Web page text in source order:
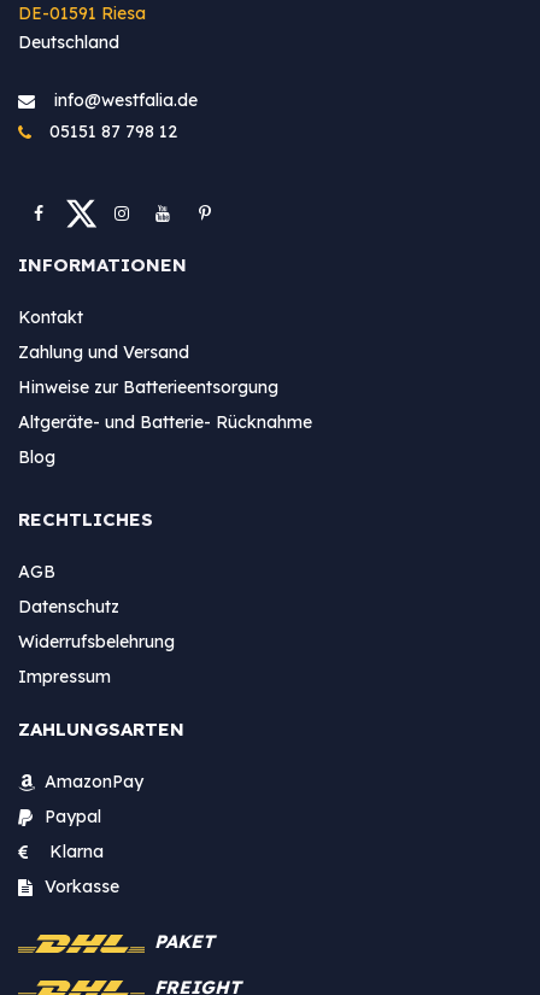
DE-01591 Riesa
Deutschland
info@westfa​lia.de
05151 87 798 12
INFORMATIONEN
Kontakt
Zahlung und Versand
Hinweise zur Batterieentsorgung
Altgeräte- und Batterie- Rücknahme
Blog
RECHTLICHES
AGB
Datenschutz
Widerrufsbelehrung
Impressum
ZAHLUNGSARTEN
AmazonPay
Paypal
Klarna
Vorkasse
PAKET
FREIGHT